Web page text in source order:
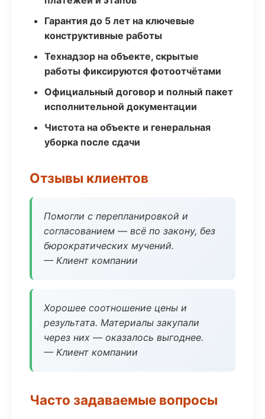
Гарантия до 5 лет на ключевые
конструктивные работы
Технадзор на объекте, скрытые
работы фиксируются фотоотчётами
Официальный договор и полный пакет
исполнительной документации
Чистота на объекте и генеральная
уборка после сдачи
Отзывы клиентов
Помогли с перепланировкой и
согласованием — всё по закону, без
бюрократических мучений.
— Клиент компании
Хорошее соотношение цены и
результата. Материалы закупали
через них — оказалось выгоднее.
— Клиент компании
Часто задаваемые вопросы